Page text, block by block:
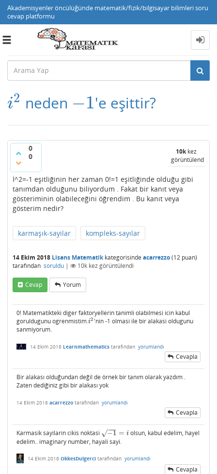
Akademisyenler öncülüğünde matematik/fizik/bilgisayar bilimleri soru
cevap platformu
Toggle
i2
i2 neden −1
−1 'e eşittir?
0
0
10kkez
görüntülendi
İ^2=-1 eşitliğinin her zaman 0!=1 eşitliğinde olduğu gibi
tanımdan olduğunu biliyordum . Fakat bir kanıt veya
gösteriminin olabileceğini öğrendim . Bu kanıt veya
gösterim nedir?
karmaşık-sayilar kompleks-sayılar
14 Ekim 2018 Lisans Matematikkategorisinde acarrezzo(12 puan)
tarafından soruldu | 10k kez görüntülendi
Cevap Yorum
0! Matematikteki diger faktoryellerin tanimli olabilmesi icin kabul
goruldugunu ogrenmistim.i2
i2'nin -1 olmasi ile bir alakasi oldugunu
sanmiyorum.
14 Ekim 2018 Learnmathematics tarafından yorumlandı
Cevapla
Bir alakası olduğundan değil de örnek bir tanım olarak yazdım .
Zaten dediğiniz gibi bir alakası yok
14 Ekim 2018 acarrezzo tarafından yorumlandı
Cevapla
Karmasik sayilarin cikis noktasi −1
−−
−
√ = i
−1=i
olsun, kabul edelim, hayel
edelim.. imaginary number, hayali sayi.
14 Ekim 2018 OkkesDulgerci tarafından yorumlandı
Cevapla